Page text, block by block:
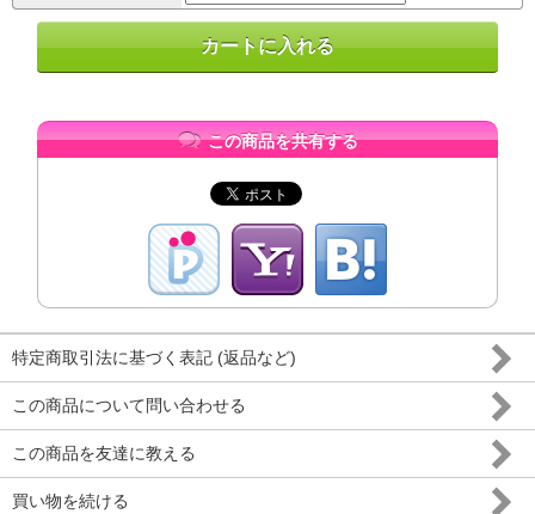
この商品を共有する
特定商取引法に基づく表記 (返品など)
この商品について問い合わせる
この商品を友達に教える
買い物を続ける